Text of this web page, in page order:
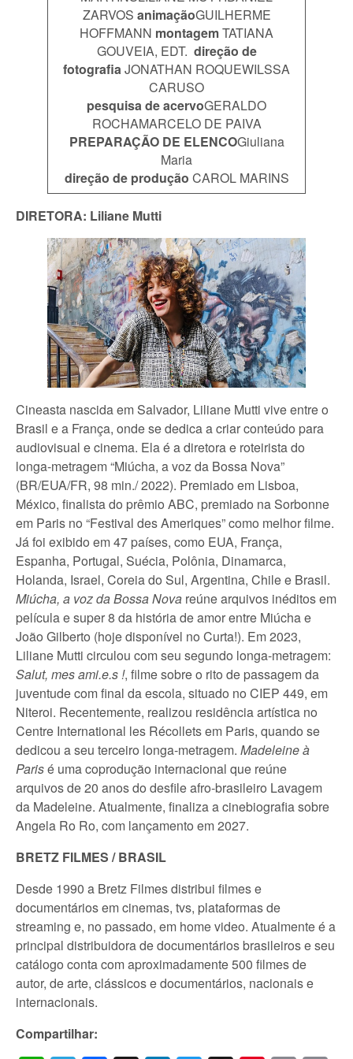
ZARVOS animaçãoGUILHERME
HOFFMANN montagemTATIANA
GOUVEIA, EDT. direção de
fotografiaJONATHAN ROQUEWILSSA
CARUSO
pesquisa de acervoGERALDO
ROCHAMARCELO DE PAIVA
PREPARAÇÃO DE ELENCOGiuliana
Maria
direção de produção CAROL MARINS
DIRETORA: Liliane Mutti
Cineasta nascida em Salvador, Liliane Mutti vive entre o
Brasil e a França, onde se dedica a criar conteúdo para
audiovisual e cinema. Ela é a diretora e roteirista do
longa-metragem “Miúcha, a voz da Bossa Nova”
(BR/EUA/FR, 98 min./ 2022). Premiado em Lisboa,
México, finalista do prêmio ABC, premiado na Sorbonne
em Paris no “Festival des Ameriques” como melhor filme.
Já foi exibido em 47 países, como EUA, França,
Espanha, Portugal, Suécia, Polônia, Dinamarca,
Holanda, Israel, Coreia do Sul, Argentina, Chile e Brasil.
Miúcha, a voz da Bossa Nova reúne arquivos inéditos em
película e super 8 da história de amor entre Miúcha e
João Gilberto (hoje disponível no Curta!). Em 2023,
Liliane Mutti circulou com seu segundo longa-metragem:
Salut, mes ami.e.s !, filme sobre o rito de passagem da
juventude com final da escola, situado no CIEP 449, em
Niteroi. Recentemente, realizou residência artística no
Centre International les Récollets em Paris, quando se
dedicou a seu terceiro longa-metragem. Madeleine à
Parisé uma coprodução internacional que reúne
arquivos de 20 anos do desfile afro-brasileiro Lavagem
da Madeleine. Atualmente, finaliza a cinebiografia sobre
Angela Ro Ro, com lançamento em 2027.
BRETZ FILMES / BRASIL
Desde 1990 a Bretz Filmes distribui filmes e
documentários em cinemas, tvs, plataformas de
streaming e, no passado, em home video. Atualmente é a
principal distribuidora de documentários brasileiros e seu
catálogo conta com aproximadamente 500 filmes de
autor, de arte, clássicos e documentários, nacionais e
internacionais.
Compartilhar: